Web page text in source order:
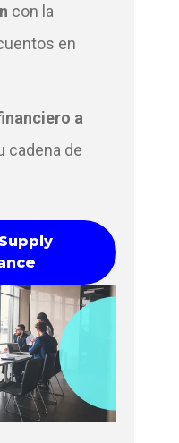
con la
en
a
cadena de